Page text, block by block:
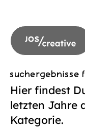
suchergebnisse
Hier findest
letzten Jahre
Kategorie.